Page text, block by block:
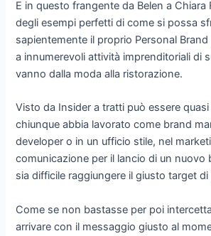
E in questo frangente da Belen a Chiara
degli esempi perfetti di come si possa
sapientemente il proprio Personal
a innumerevoli attività imprenditoriali di
vanno dalla moda alla ristorazione.
Visto da Insider a tratti può essere
chiunque abbia lavorato come brand
developer o in un ufficio stile, nel
comunicazione per il lancio di un nuovo
sia difficile raggiungere il giusto target di
Come se non bastasse per poi
arrivare con il messaggio giusto al